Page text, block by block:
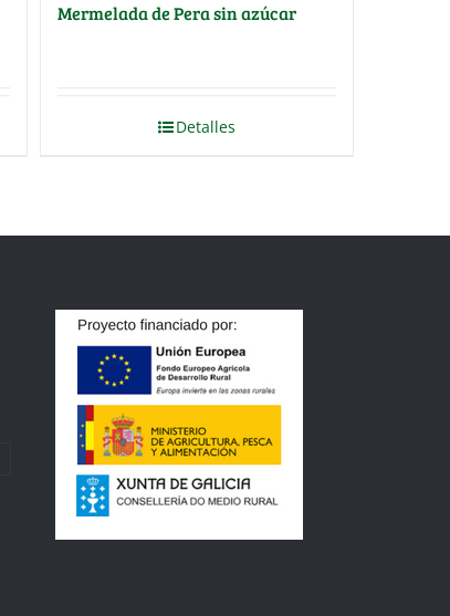
Mermelada de Pera sin azúcar
Detalles